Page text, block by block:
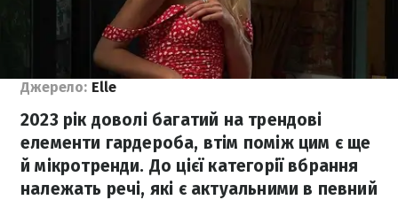
Джерело: Elle
2023 рік доволі багатий на трендові
елементи гардероба, втім поміж цим є ще
й мікротренди. До цієї категорії вбрання
належать речі, які є актуальними в певний